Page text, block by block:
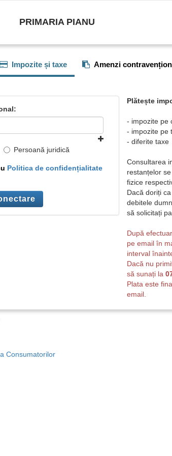
PRIMARIA PIANU
Impozite și taxe Amenzi
Persoană juridică
Politica de confidențialitate
Plătește
- impozite pe
- impozite pe
- diferite taxe
Consultarea
restanțelor
fizice
Dacă doriți
debitele
să solicitați
După
pe email în
interval
Dacă nu
să sunați la
Plata este
email.
Consumatorilor